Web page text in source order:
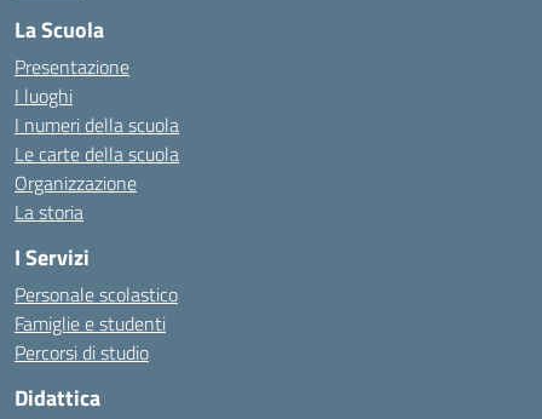
La Scuola
Presentazione
I luoghi
I numeri della scuola
Le carte della scuola
Organizzazione
La storia
I Servizi
Personale scolastico
Famiglie e studenti
Percorsi di studio
Didattica